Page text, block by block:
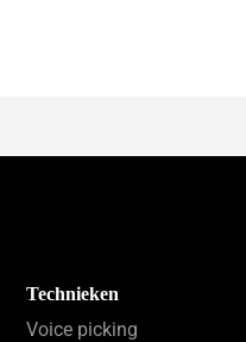
Technieken
Voice picking